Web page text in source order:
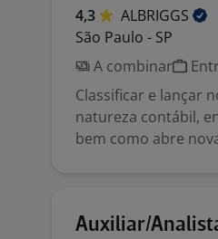
4,3
ALBRIGGS
São Paulo - SP
A combinar
Classificar e lançar
natureza contábil,
bem como abre
Auxiliar/